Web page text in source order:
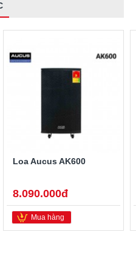
Loa Aucus AK600
8.090.000đ
Mua hàng